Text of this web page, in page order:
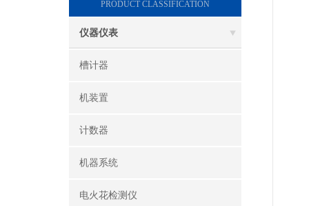
PRODUCT CLASSIFICATION
仪器仪表
槽计器
机装置
计数器
机器系统
电火花检测仪